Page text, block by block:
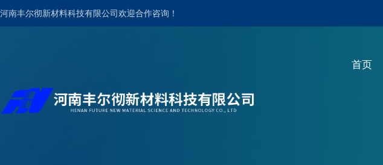
河南丰尔彻新材料科技有限公司欢迎合作咨询！
首页